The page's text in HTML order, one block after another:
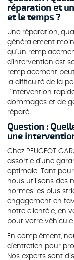
réparation et
et le temps ?
Une réparation,
généralement
qu'un
d'intervention est
remplacement
la difficulté de la
L'intervention
dommages et de
réparé.
Question :
une
Chez PEUGEOT
assortie d'une
optimale. Tant
nous utilisons des
normes les plus
engagement en
notre clientèle, en
pour votre véhicule.
En complément,
d'entretien pour
Nos experts sont